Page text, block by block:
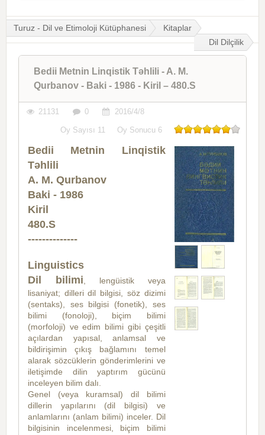
Turuz - Dil ve Etimoloji Kütüphanesi
Kitaplar
Dil Dilçilik
Bedii Metnin Linqistik Təhlili - A. M.
Qurbanov - Baki - 1986 - Kiril – 480.S
21131 0 2016/4/8
Oy Sayısı 11 Oy Sonucu 6
Bedii Metnin Linqistik
Təhlili
A. M. Qurbanov
Baki - 1986
Kiril
480.S
--------------
Linguistics
Dil bilimi , lengüistik veya
lisaniyat; dilleri dil bilgisi, söz dizimi
(sentaks), ses bilgisi (fonetik), ses
bilimi (fonoloji), biçim bilimi
(morfoloji) ve edim bilimi gibi çeşitli
açılardan yapısal, anlamsal ve
bildirişimin çıkış bağlamını temel
alarak sözcüklerin gönderimlerini ve
iletişimde dilin yaptırım gücünü
inceleyen bilim dalı.
Genel (veya kuramsal) dil bilimi
dillerin yapılarını (dil bilgisi) ve
anlamlarını (anlam bilimi) inceler. Dil
bilgisinin incelenmesi, biçim bilimi